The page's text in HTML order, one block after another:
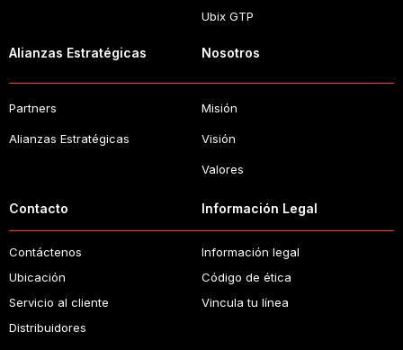
Ubix GTP
Alianzas Estratégicas
Partners
Alianzas Estratégicas
Nosotros
Misión
Visión
Valores
Contacto
Contáctenos
Ubicación
Servicio al cliente
Distribuidores
Información Legal
Información legal
Código de ética
Vincula tu línea